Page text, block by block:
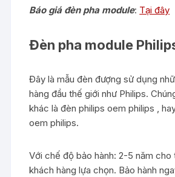
Báo giá đèn pha module: Tại đây
Đèn pha module
Đây là mẫu đèn đượng sử dụng
hàng đầu thế giới như Philips.
khác là đèn philips oem philips ,
oem philips.
Với chế độ bảo hành: 2-5 năm cho
khách hàng lựa chọn. Bảo hành